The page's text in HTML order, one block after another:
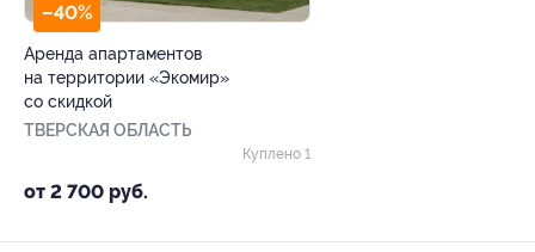
–40%
Аренда апартаментов
на территории «Экомир»
со скидкой
ТВЕРСКАЯ ОБЛАСТЬ
от 2 700 руб.
Куплено 1